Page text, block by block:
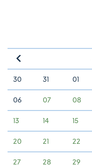
«
30 31 01
06 07 08
13 14 15
20 21 22
27 28 29